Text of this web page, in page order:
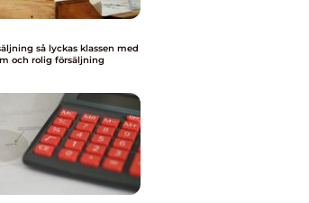
klassen med
och rolig försäljning